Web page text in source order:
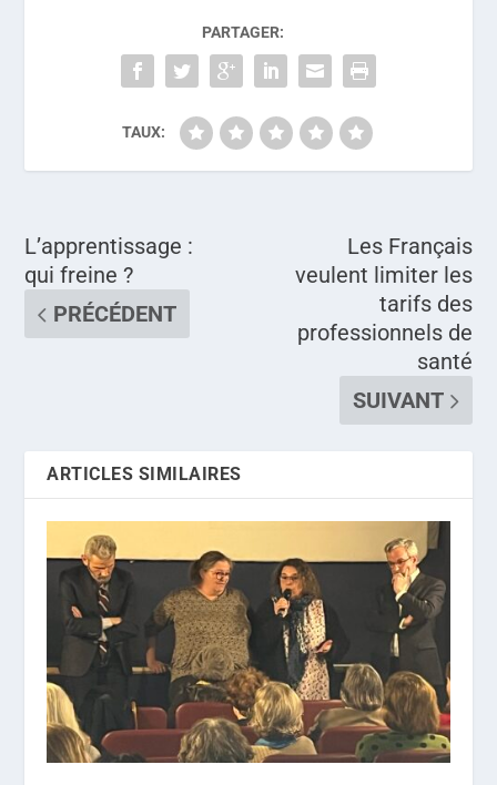
PARTAGER:
TAUX:
L’apprentissage :
qui freine ?
PRÉCÉDENT
Les Français
veulent limiter les
tarifs des
professionnels de
santé
SUIVANT
ARTICLES SIMILAIRES